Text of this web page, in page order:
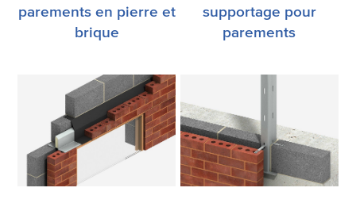
parements en pierre et
brique
supportage pour
parements